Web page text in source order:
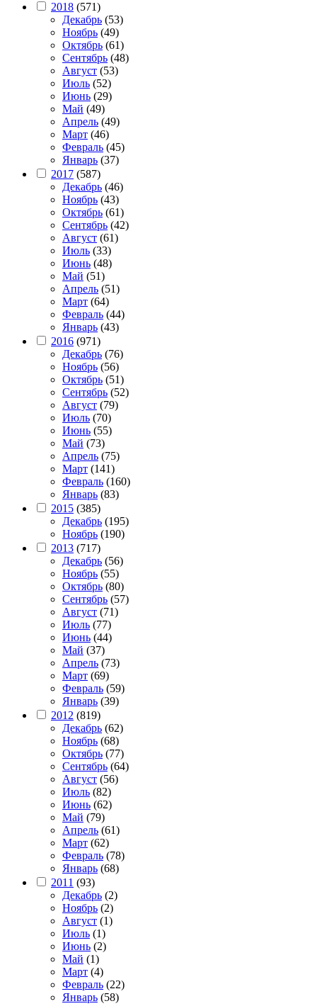
2018 (571)
Декабрь (53)
Ноябрь (49)
Октябрь (61)
Сентябрь (48)
Август (53)
Июль (52)
Июнь (29)
Май (49)
Апрель (49)
Март (46)
Февраль (45)
Январь (37)
2017 (587)
Декабрь (46)
Ноябрь (43)
Октябрь (61)
Сентябрь (42)
Август (61)
Июль (33)
Июнь (48)
Май (51)
Апрель (51)
Март (64)
Февраль (44)
Январь (43)
2016 (971)
Декабрь (76)
Ноябрь (56)
Октябрь (51)
Сентябрь (52)
Август (79)
Июль (70)
Июнь (55)
Май (73)
Апрель (75)
Март (141)
Февраль (160)
Январь (83)
2015 (385)
Декабрь (195)
Ноябрь (190)
2013 (717)
Декабрь (56)
Ноябрь (55)
Октябрь (80)
Сентябрь (57)
Август (71)
Июль (77)
Июнь (44)
Май (37)
Апрель (73)
Март (69)
Февраль (59)
Январь (39)
2012 (819)
Декабрь (62)
Ноябрь (68)
Октябрь (77)
Сентябрь (64)
Август (56)
Июль (82)
Июнь (62)
Май (79)
Апрель (61)
Март (62)
Февраль (78)
Январь (68)
2011 (93)
Декабрь (2)
Ноябрь (2)
Август (1)
Июль (1)
Июнь (2)
Май (1)
Март (4)
Февраль (22)
Январь (58)